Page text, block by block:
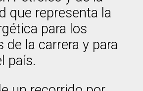
que representa la
para los
de la carrera y para
país.